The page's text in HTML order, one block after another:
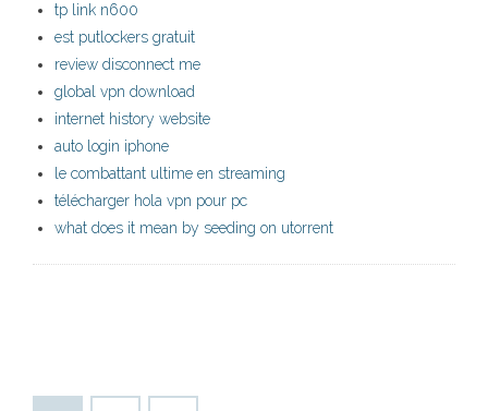
tp link n600
est putlockers gratuit
review disconnect me
global vpn download
internet history website
auto login iphone
le combattant ultime en streaming
télécharger hola vpn pour pc
what does it mean by seeding on utorrent